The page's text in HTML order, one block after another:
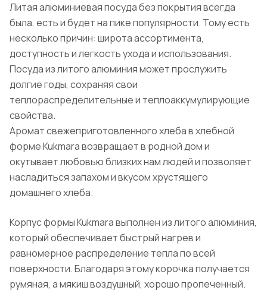
Литая алюминиевая посуда без покрытия всегда
была, есть и будет на пике популярности. Тому есть
несколько причин: широта ассортимента,
доступность и легкость ухода и использования.
Посуда из литого алюминия может прослужить
долгие годы, сохраняя свои
теплораспределительные и теплоаккумулирующие
свойства.
Аромат свежеприготовленного хлеба в хлебной
форме Kukmara возвращает в родной дом и
окутывает любовью близких нам людей и позволяет
насладиться запахом и вкусом хрустящего
домашнего хлеба.
Корпус формы Kukmara выполнен из литого алюминия,
который обеспечивает быстрый нагрев и
равномерное распределение тепла по всей
поверхности. Благодаря этому корочка получается
румяная, а мякиш воздушный, хорошо пропеченный.